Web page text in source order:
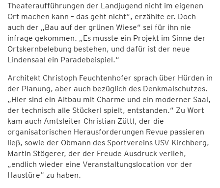
Theateraufführungen der Landjugend nicht im eigenen
Ort machen kann – das geht nicht“, erzählte er. Doch
auch der „Bau auf der grünen Wiese“ sei für ihn nie
infrage gekommen. „Es musste ein Projekt im Sinne der
Ortskernbelebung bestehen, und dafür ist der neue
Lindensaal ein Paradebeispiel.“
Architekt Christoph Feuchtenhofer sprach über Hürden in
der Planung, aber auch bezüglich des Denkmalschutzes.
„Hier sind ein Altbau mit Charme und ein moderner Saal,
der technisch alle Stückerl spielt, entstanden.“ Zu Wort
kam auch Amtsleiter Christian Züttl, der die
organisatorischen Herausforderungen Revue passieren
ließ, sowie der Obmann des Sportvereins USV Kirchberg,
Martin Stögerer, der der Freude Ausdruck verlieh,
„endlich wieder eine Veranstaltungslocation vor der
Haustüre“ zu haben.